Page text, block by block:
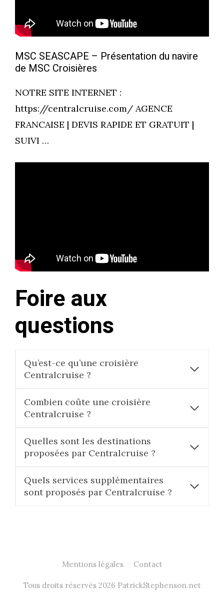
MSC SEASCAPE – Présentation du navire
de MSC Croisières
NOTRE SITE INTERNET :
https://centralcruise.com/ AGENCE
FRANCAISE | DEVIS RAPIDE ET GRATUIT |
SUIVI …
Foire aux
questions
Qu’est-ce qu’une croisière
Centralcruise ?
Combien coûte une croisière
Centralcruise ?
Quelles sont les destinations
proposées par Centralcruise ?
Quels services supplémentaires
sont proposés par Centralcruise ?
Mentions légales Contact
Tous droits réservés 2026 PatrickStephenson.net